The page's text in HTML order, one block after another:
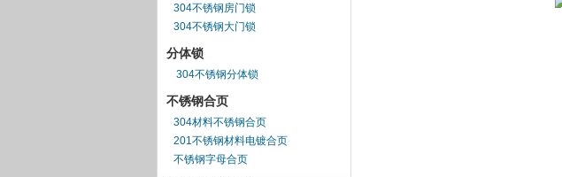
304不锈钢房门锁
304不锈钢大门锁
分体锁
304不锈钢分体锁
不锈钢合页
304材料不锈钢合页
201不锈钢材料电镀合页
不锈钢字母合页